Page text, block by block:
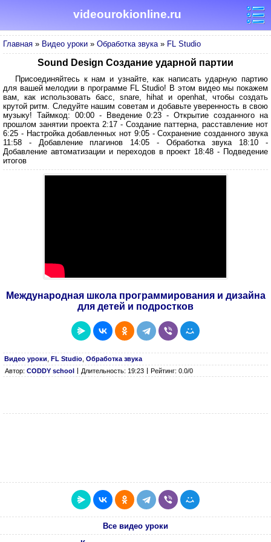
videourokionline.ru
Главная » Видео уроки » Обработка звука» FL Studio
Sound Design Создание ударной партии
Присоединяйтесь к нам и узнайте, как написать ударную партию
для вашей мелодии в программе FL Studio! В этом видео мы покажем
вам, как использовать басс, snare, hihat и openhat, чтобы создать
крутой ритм. Следуйте нашим советам и добавьте уверенность в свою
музыку! Таймкод: 00:00 - Введение 0:23 - Открытие созданного на
прошлом занятии проекта 2:17 - Создание паттерна, расставление нот
6:25 - Настройка добавленных нот 9:05 - Сохранение созданного звука
11:58 - Добавление плагинов 14:05 - Обработка звука 18:10 -
Добавление автоматизации и переходов в проект 18:48 - Подведение
итогов
Международная школа программирования и дизайна
для детей и подростков
Видео уроки FL Studio Обработка звука
Автор: CODDY school Длительность: 19:23 Рейтинг: 0.0/0
Все видео уроки